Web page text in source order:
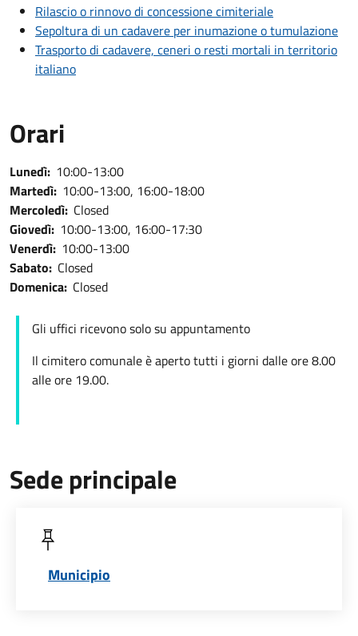
Rilascio o rinnovo di concessione cimiteriale
Sepoltura di un cadavere per inumazione o tumulazione
Trasporto di cadavere, ceneri o resti mortali in territorio
italiano
Orari
Lunedì: 10:00-13:00
Martedì: 10:00-13:00, 16:00-18:00
Mercoledì: Closed
Giovedì: 10:00-13:00, 16:00-17:30
Venerdì: 10:00-13:00
Sabato: Closed
Domenica: Closed
Gli uffici ricevono solo su appuntamento
Il cimitero comunale è aperto tutti i giorni dalle ore 8.00
alle ore 19.00.
Sede principale
Municipio